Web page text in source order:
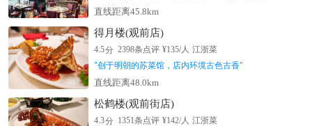
直线距离45.8km
得月楼(观前店)
4.5分 2398条点评 ¥135/人 江浙菜
"创于明朝的苏菜馆，店内环境古色古香"
直线距离48.0km
松鹤楼(观前街店)
4.3分 1351条点评 ¥142/人 江浙菜